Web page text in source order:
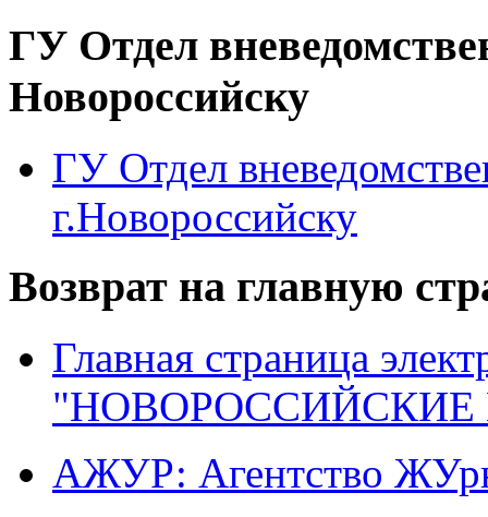
ГУ Отдел
Новороссийску
ГУ Отдел
г.Новороссийску
Возврат на главную
Главная страница
"НОВОРОССИЙСКИЕ
АЖУР: Агентство